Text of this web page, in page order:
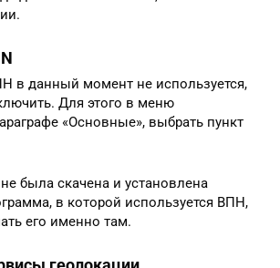
в данный момент не используется,
Для этого в меню
«Основные», выбрать пункт
была скачена и установлена
в которой используется ВПН,
его именно там.